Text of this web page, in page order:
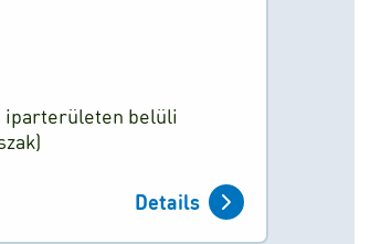
iparterületen belüli
Details